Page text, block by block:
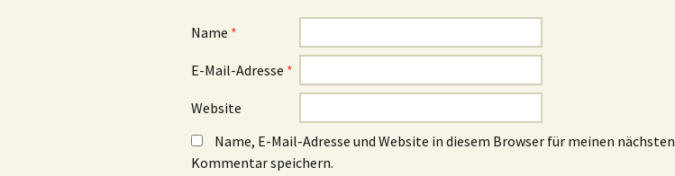
Name *
E-Mail-Adresse *
Website
Name, E-Mail-Adresse und Website in diesem Browser für meinen nächsten
Kommentar speichern.